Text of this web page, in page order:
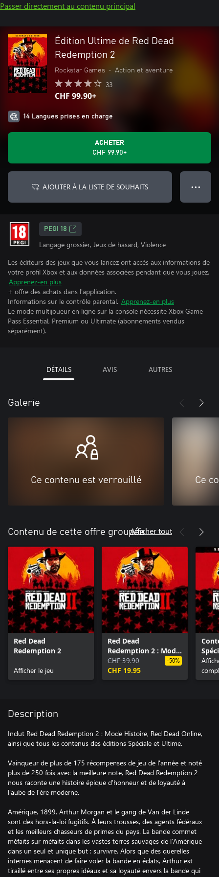
Passer directement au contenu principal
Édition Ultime de Red Dead
Redemption 2
Rockstar Games • Action et aventure
33
CHF 99.90+
14 Langues prises en charge
ACHETER
CHF 99.90+
AJOUTER À LA LISTE DE SOUHAITS ● ● ●
PEGI 18
Langage grossier, Jeux de hasard, Violence
Les éditeurs des jeux que vous lancez ont accès aux informations de
votre profil Xbox et aux données associées pendant que vous jouez.
Apprenez-en plus
+ offre des achats dans l'application.
Informations sur le contrôle parental. Apprenez-en plus
Le mode multijoueur en ligne sur la console nécessite Xbox Game
Pass Essential, Premium ou Ultimate (abonnements vendus
séparément).
DÉTAILS AVIS AUTRES
Galerie
Ce contenu est verrouillé Ce
Contenu de cette offre groupéeAfficher tout
Red Dead
Redemption 2
Afficher le jeu
Red Dead
Redemption 2 : Mode
Histoire
CHF 39.90
CHF 19.95
-50%
Description
Inclut Red Dead Redemption 2 : Mode Histoire, Red Dead Online,
ainsi que tous les contenus des éditions Spéciale et Ultime.
Vainqueur de plus de 175 récompenses de jeu de l'année et noté
plus de 250 fois avec la meilleure note, Red Dead Redemption 2
nous raconte une histoire épique d'honneur et de loyauté à
l'aube de l'ère moderne.
Amérique, 1899. Arthur Morgan et le gang de Van der Linde
sont des hors-la-loi fugitifs. À leurs trousses, des agents fédéraux
et les meilleurs chasseurs de primes du pays. La bande commet
méfaits sur méfaits dans les vastes terres sauvages de l’Amérique
dans un seul et unique but : survivre. Alors que des querelles
internes menacent de faire voler la bande en éclats, Arthur est
tiraillé entre ses propres idéaux et sa loyauté envers la bande qui